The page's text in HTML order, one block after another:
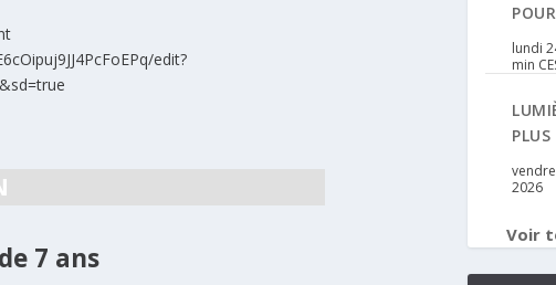
edit?
7 ans
lundi
min
2026
Voir